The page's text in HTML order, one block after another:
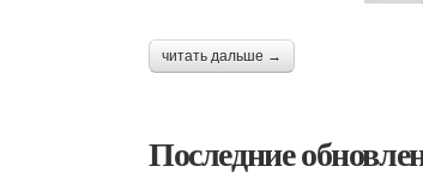
читать дальше →
Последние